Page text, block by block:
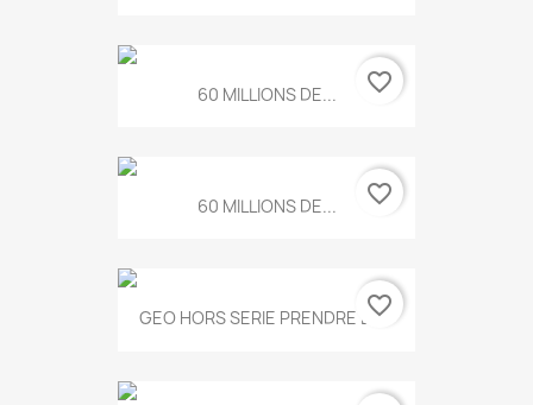
60 MILLIONS DE... favorite_border
60 MILLIONS DE... favorite_border
GEO HORS SERIE PRENDRE LE...
favorite_border